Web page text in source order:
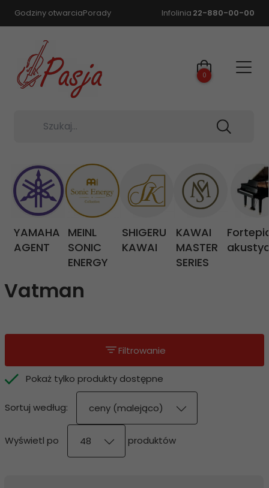
Godziny otwarciaPorady Infolinia 22-880-00-00
Szukaj...
0
YAMAHA
AGENT
MEINL
SONIC
ENERGY
SHIGERU
KAWAI
KAWAI
MASTER
SERIES
Vatman
Filtrowanie
Pokaż tylko produkty dostępne
Sortuj według:
sort
ceny (malejąco)
Wyświetl po
pop
48
produktów